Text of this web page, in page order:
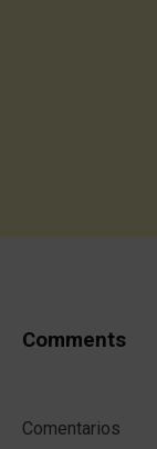
Comments
Comentarios